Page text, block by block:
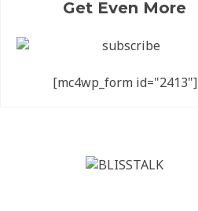
Get Even More
[mc4wp_form id="2413"]